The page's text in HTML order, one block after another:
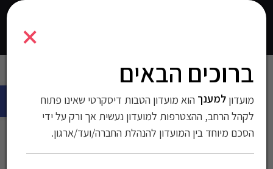
×
ברוכים הבאים
מועדוןלמענך הוא מועדון הטבות דיסקרטי שאינו פתוח
לקהל הרחב, ההצטרפות למועדון נעשית אך ורק על ידי
הסכם מיוחד בין המועדון להנהלת החברה/ועד/ארגון.
1700444
>חולצות חולצות טישרט
טי שירט שרוול ארוך Gant
לגברים גזרת Slim Fit